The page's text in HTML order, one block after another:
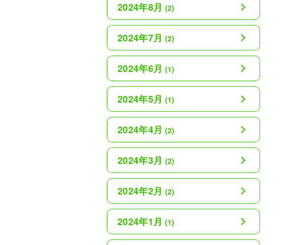
2024年8月 (2)
2024年7月 (2)
2024年6月 (1)
2024年5月 (1)
2024年4月 (2)
2024年3月 (2)
2024年2月 (2)
2024年1月 (1)